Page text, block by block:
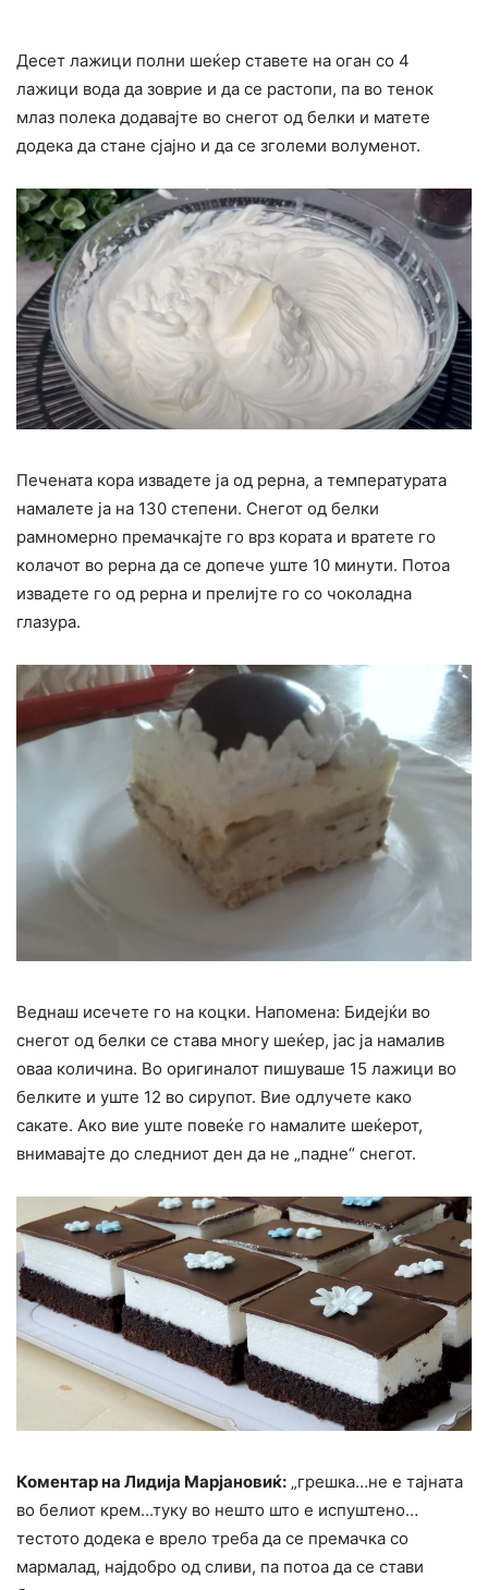
Десет лажици полни шеќер ставете на оган со 4
лажици вода да зоврие и да се растопи, па во тенок
млаз полека додавајте во снегот од белки и матете
додека да стане сјајно и да се зголеми волуменот.
Печената кора извадете ја од рерна, а температурата
намалете ја на 130 степени. Снегот од белки
рамномерно премачкајте го врз кората и вратете го
колачот во рерна да се допече уште 10 минути. Потоа
извадете го од рерна и прелијте го со чоколадна
глазура.
Веднаш исечете го на коцки. Напомена: Бидејќи во
снегот од белки се става многу шеќер, јас ја намалив
оваа количина. Во оригиналот пишуваше 15 лажици во
белките и уште 12 во сирупот. Вие одлучете како
сакате. Ако вие уште повеќе го намалите шеќерот,
внимавајте до следниот ден да не „падне“ снегот.
Коментар на Лидија Марјановиќ: „грешка…не е тајната
во белиот крем…туку во нешто што е испуштено…
тестото додека е врело треба да се премачка со
мармалад, најдобро од сливи, па потоа да се стави